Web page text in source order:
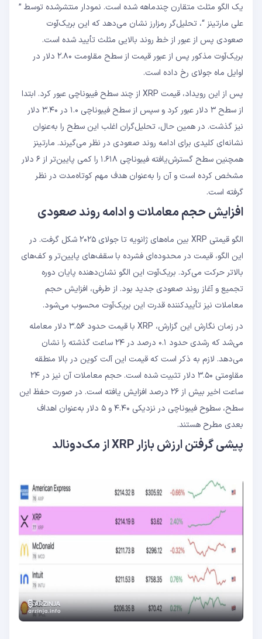
یک الگو مثلث متقارن چندماهه شده است. نمودار منتشرشده توسط ”
علی مارتینز “، تحلیل‌گر رمزارز نشان می‌دهد که این بریک‌آوت
صعودی پس از عبور از خط روند بالایی مثلث تأیید شده است.
بریک‌آوت مذکور پس از عبور قیمت از سطح مقاومت ۲.۸۰ دلار در
اوایل ماه جولای رخ داده است.
پس از این رویداد، قیمت XRP از چند سطح فیبوناچی عبور کرد. ابتدا
از سطح ۳ دلار عبور کرد و سپس از سطح فیبوناچی ۱.۰ در ۳.۴۰ دلار
نیز گذشت. در همین حال، تحلیل‌گران اغلب این سطح را به‌عنوان
نشانه‌ای کلیدی برای ادامه روند صعودی در نظر می‌گیرند. مارتینز
همچنین سطح گسترش‌یافته فیبوناچی ۱.۶۱۸ را کمی پایین‌تر از ۶ دلار
مشخص کرده است و آن را به‌عنوان هدف مهم کوتاه‌مدت در نظر
گرفته است.
افزایش حجم معاملات و ادامه روند صعودی
الگو قیمتی XRP بین ماه‌های ژانویه تا جولای ۲۰۲۵ شکل گرفت. در
این الگو، قیمت در محدوده‌ای فشرده با سقف‌های پایین‌تر و کف‌های
بالاتر حرکت می‌کرد. بریک‌آوت این الگو نشان‌دهنده پایان دوره
تجمیع و آغاز روند صعودی جدید بود. از طرفی، افزایش حجم
معاملات نیز تأییدکننده قدرت این بریک‌آوت محسوب می‌شود.
در زمان نگارش این گزارش، XRP با قیمت حدود ۳.۵۶ دلار معامله
می‌شد که رشدی حدود ۰.۱ درصد در ۲۴ ساعت گذشته را نشان
می‌دهد. لازم به ذکر است که قیمت این آلت‌ کوین در بالا منطقه
مقاومتی ۳.۵۰ دلار تثبیت شده است. حجم معاملات آن نیز در ۲۴
ساعت اخیر بیش از ۲۶ درصد افزایش یافته است. در صورت حفظ این
سطح، سطوح فیبوناچی در نزدیکی ۴.۴۰ و ۵ دلار به‌عنوان اهداف
بعدی مطرح هستند.
پیشی گرفتن ارزش بازار XRP از مک‌دونالد